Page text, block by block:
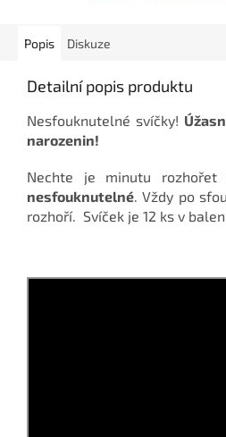
Popis Diskuze
Detailní popis produktu
Nesfouknutelné svíčky!
narozenin!
Nechte je minutu
nesfouknutelné. Vždy po
rozhoří. Svíček je 12 ks v